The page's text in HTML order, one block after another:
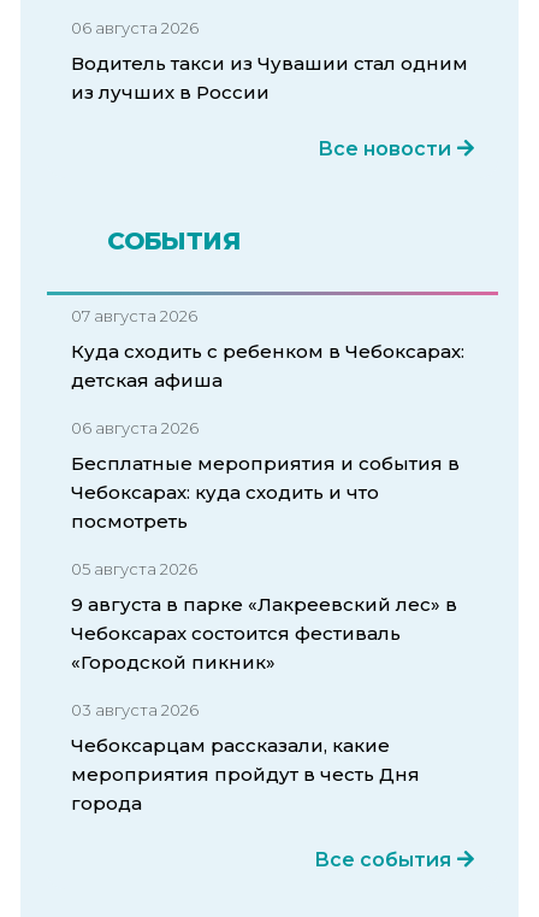
06 августа 2026
Водитель такси из Чувашии стал одним
из лучших в России
Все новости
СОБЫТИЯ
07 августа 2026
Куда сходить с ребенком в Чебоксарах:
детская афиша
06 августа 2026
Бесплатные мероприятия и события в
Чебоксарах: куда сходить и что
посмотреть
05 августа 2026
9 августа в парке «Лакреевский лес» в
Чебоксарах состоится фестиваль
«Городской пикник»
03 августа 2026
Чебоксарцам рассказали, какие
мероприятия пройдут в честь Дня
города
Все события